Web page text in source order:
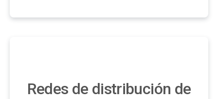
Redes de distribución de